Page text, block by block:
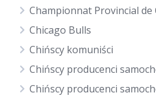
Championnat Provincial
Chicago Bulls
Chińscy komuniści
Chińscy producenci
Chińscy producenci